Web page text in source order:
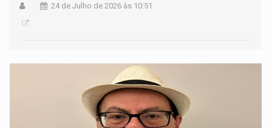
24 de Julho de 2026 às 10:51